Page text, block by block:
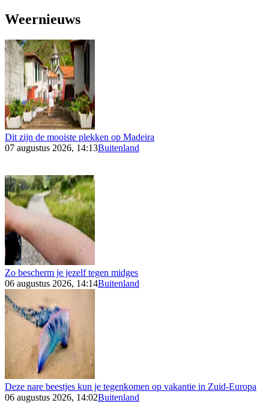
Weernieuws
Dit zijn de mooiste plekken op Madeira
07 augustus 2026, 14:13Buitenland
Zo bescherm je jezelf tegen midges
06 augustus 2026, 14:14Buitenland
Deze nare beestjes kun je tegenkomen op vakantie in Zuid-Europa
06 augustus 2026, 14:02Buitenland